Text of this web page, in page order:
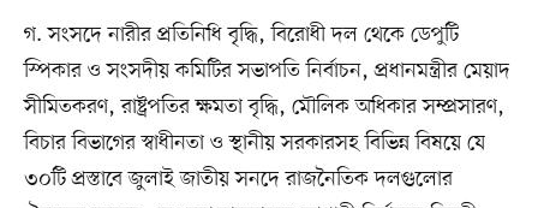
গ. সংসদে নারীর প্রতিনিধি বৃদ্ধি, বিরোধী দল থেকে ডেপুটি
স্পিকার ও সংসদীয় কমিটির সভাপতি নির্বাচন, প্রধানমন্ত্রীর মেয়াদ
সীমিতকরণ, রাষ্ট্রপতির ক্ষমতা বৃদ্ধি, মৌলিক অধিকার সম্প্রসারণ,
বিচার বিভাগের স্বাধীনতা ও স্থানীয় সরকারসহ বিভিন্ন বিষয়ে যে
৩০টি প্রস্তাবে জুলাই জাতীয় সনদে রাজনৈতিক দলগুলোর